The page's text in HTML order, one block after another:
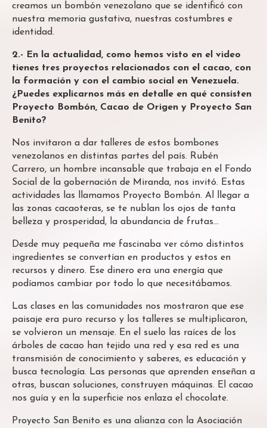
creamos un bombón venezolano que se identificó con
nuestra memoria gustativa, nuestras costumbres e
identidad.
2.- En la actualidad, como hemos visto en el video
tienes tres proyectos relacionados con el cacao, con
la formación y con el cambio social en Venezuela.
¿Puedes explicarnos más en detalle en qué consisten
Proyecto Bombón, Cacao de Origen y Proyecto San
Benito?
Nos invitaron a dar talleres de estos bombones
venezolanos en distintas partes del país. Rubén
Carrero, un hombre incansable que trabaja en el Fondo
Social de la gobernación de Miranda, nos invitó. Estas
actividades las llamamos Proyecto Bombón. Al llegar a
las zonas cacaoteras, se te nublan los ojos de tanta
belleza y prosperidad, la abundancia de frutas…
Desde muy pequeña me fascinaba ver cómo distintos
ingredientes se convertían en productos y estos en
recursos y dinero. Ese dinero era una energía que
podíamos cambiar por todo lo que necesitábamos.
Las clases en las comunidades nos mostraron que ese
paisaje era puro recurso y los talleres se multiplicaron,
se volvieron un mensaje. En el suelo las raíces de los
árboles de cacao han tejido una red y esa red es una
transmisión de conocimiento y saberes, es educación y
busca tecnología. Las personas que aprenden enseñan a
otras, buscan soluciones, construyen máquinas. El cacao
nos guía y en la superficie nos enlaza el chocolate.
Proyecto San Benito es una alianza con la Asociación